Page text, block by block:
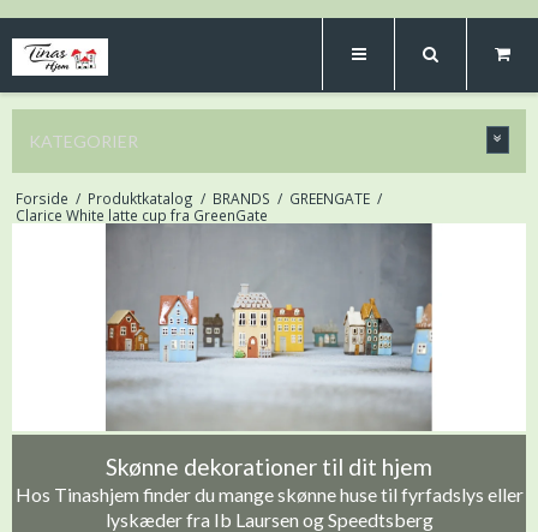
KATEGORIER
Forside / Produktkatalog / BRANDS / GREENGATE /
Clarice White latte cup fra GreenGate
Skønne dekorationer til dit hjem
Hos Tinashjem finder du mange skønne huse til fyrfadslys eller
lyskæder fra Ib Laursen og Speedtsberg